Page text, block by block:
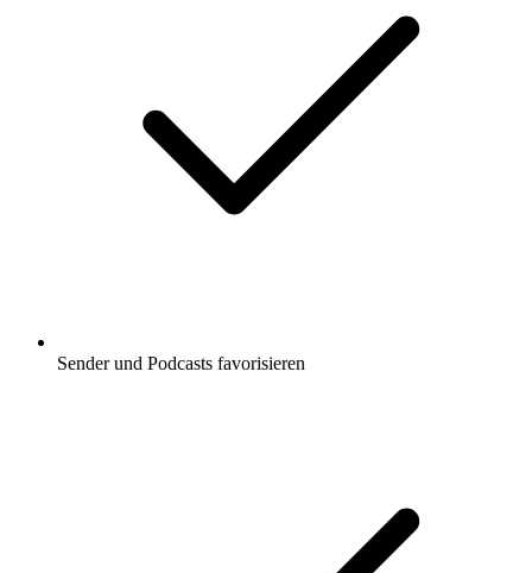
Sender und Podcasts favorisieren